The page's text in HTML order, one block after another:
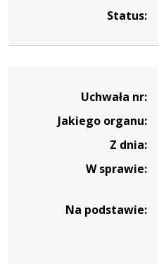
Status:
139/2020-
Uchwała nr:
Jakiego organu:
Z dnia:
W sprawie:
Na podstawie: